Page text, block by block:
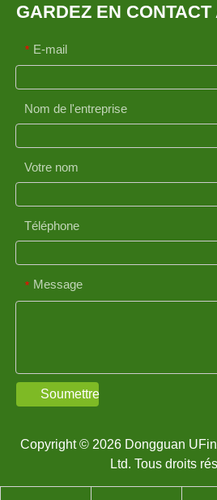
GARDEZ EN CONTACT
* E-mail
Nom de l'entreprise
Votre nom
Téléphone
* Message
Soumettre
Copyright © 2026 Dongguan
Ltd. Tous droits